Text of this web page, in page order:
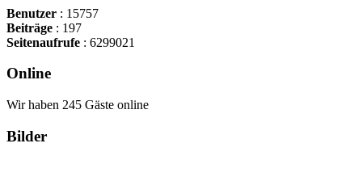
Benutzer : 15757
Beiträge : 197
Seitenaufrufe : 6299021
Online
Wir haben 245 Gäste online
Bilder